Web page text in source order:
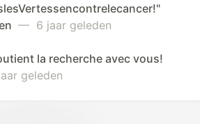
— 6 jaar geleden
la recherche avec vous!
geleden